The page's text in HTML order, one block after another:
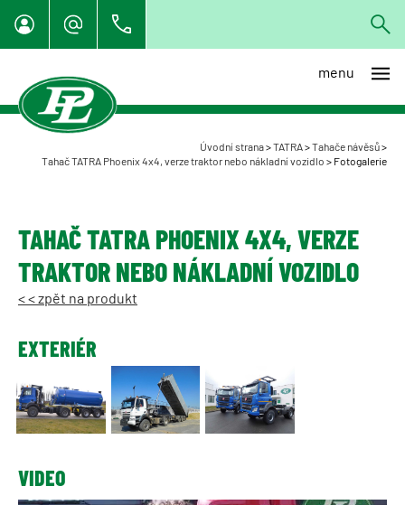
menu
Úvodní strana>TATRA>Tahače návěsů>
Tahač TATRA Phoenix 4x4, verze traktor nebo nákladní vozidlo > Fotogalerie
TAHAČ TATRA PHOENIX 4X4, VERZE
TRAKTOR NEBO NÁKLADNÍ VOZIDLO
< < zpět na produkt
EXTERIÉR
VIDEO